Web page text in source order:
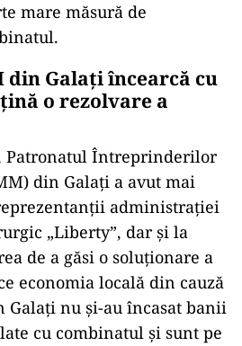
mare măsură de
Galați încearcă cu
o rezolvare a
Patronatul Întreprinderilor
din Galați a avut mai
administrației
„Liberty”, dar și la
de a găsi o soluționare a
economia locală din cauză
Galați nu și-au încasat banii
cu combinatul și sunt pe